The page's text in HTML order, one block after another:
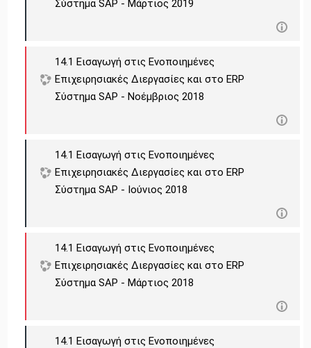
Σύστημα SAP - Μάρτιος 2019
14.1 Εισαγωγή στις Ενοποιημένες
Επιχειρησιακές Διεργασίες και στο ERP
Σύστημα SAP - Νοέμβριος 2018
14.1 Εισαγωγή στις Ενοποιημένες
Επιχειρησιακές Διεργασίες και στο ERP
Σύστημα SAP - Ιούνιος 2018
14.1 Εισαγωγή στις Ενοποιημένες
Επιχειρησιακές Διεργασίες και στο ERP
Σύστημα SAP - Μάρτιος 2018
14.1 Εισαγωγή στις Ενοποιημένες